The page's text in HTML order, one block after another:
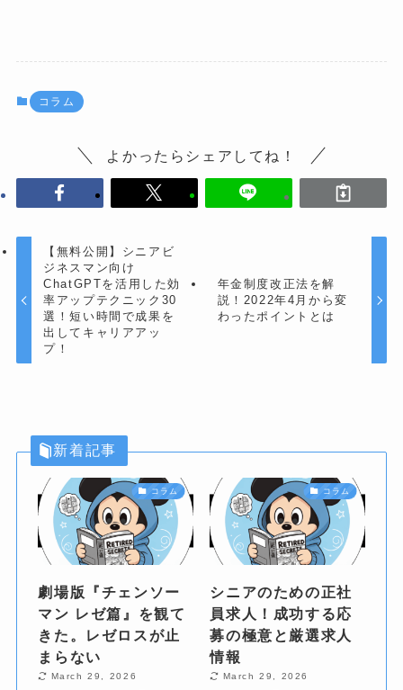
コラム
よかったらシェアしてね！
【無料公開】シニアビ
ジネスマン向け
ChatGPTを活用した効
率アップテクニック30
選！短い時間で成果を
出してキャリアアッ
プ！
年金制度改正法を解
説！2022年4月から変
わったポイントとは
新着記事
コラム
劇場版『チェンソー
マン レゼ篇』を観て
きた。レゼロスが止
まらない
March 29, 2026
コラム
シニアのための正社
員求人！成功する応
募の極意と厳選求人
情報
March 29, 2026